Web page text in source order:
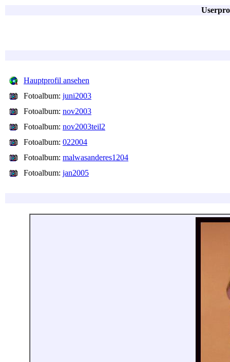
Hauptprofil ansehen
Fotoalbum: juni2003
Fotoalbum: nov2003
Fotoalbum: nov2003teil2
Fotoalbum: 022004
Fotoalbum: malwasanderes1204
Fotoalbum: jan2005